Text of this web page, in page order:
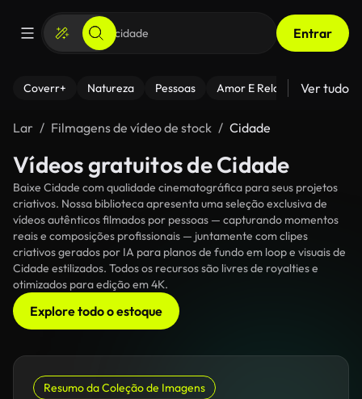
Entrar
Coverr+ Natureza Pessoas Amor E Relacionamentos
Ver tudo
Lar Filmagens de vídeo de stock Cidade
Vídeos gratuitos de Cidade
Baixe Cidade com qualidade cinematográfica para seus projetos
criativos. Nossa biblioteca apresenta uma seleção exclusiva de
vídeos autênticos filmados por pessoas — capturando momentos
reais e composições profissionais — juntamente com clipes
criativos gerados por IA para planos de fundo em loop e visuais de
Cidade estilizados. Todos os recursos são livres de royalties e
otimizados para edição em 4K.
Explore todo o estoque
Resumo da Coleção de Imagens